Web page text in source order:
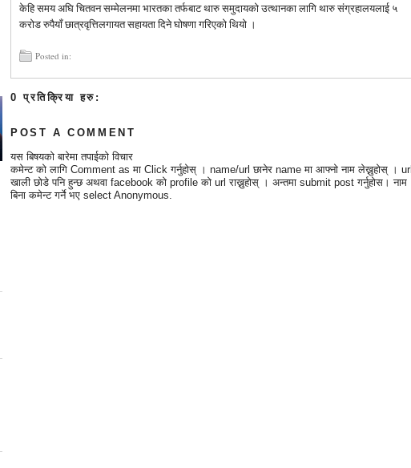
केहि समय अघि चितवन सम्मेलनमा भारतका तर्फबाट थारु समुदायको उत्थानका लागि थारु संग्रहालयलाई ५
करोड रुपैयाँ छात्रवृत्तिलगायत सहायता दिने घोषणागरिएको थियो ।
Posted in:
0 प्रतिक्रिया हरु:
POST A COMMENT
यस बिषयको बारेमा तपाईको विचार
कमेन्ट को लागि Comment as मा Click गर्नुहोस् । name/url छानेर name मा आफ्नो नाम लेख्नुहोस् । url
खाली छोडे पनि हुन्छ अथवा facebook को profile को url राख्नुहोस् । अन्तमा submit post गर्नुहोस। नाम
बिना कमेन्ट गर्ने भए select Anonymous.